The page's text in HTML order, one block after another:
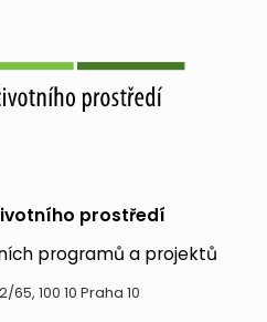
prostředí
programů a projektů
100 10 Praha 10